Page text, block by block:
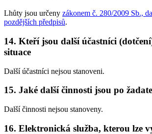
Lhůty jsou určeny zákonem č. 280/2009 Sb.,
pozdějších předpisů.
14. Kteří jsou další účastníci
situace
Další účastníci nejsou stanoveni.
15. Jaké další činnosti jsou po
Další činnosti nejsou stanoveny.
16. Elektronická služba, kterou lze